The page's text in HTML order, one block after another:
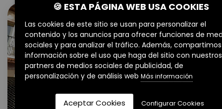
🍪 ESTA PÁGINA WEB USA COOKIES
Las cookies de este sitio se usan para personalizar el
contenido y los anuncios para ofrecer funciones de
sociales y para analizar el tráfico. Además, compartimos
información sobre el uso que haga del sitio con nuestros
partners de medios sociales de publicidad, de
personalización y de análisis web Más información
Aceptar Cookies Configurar Cookies